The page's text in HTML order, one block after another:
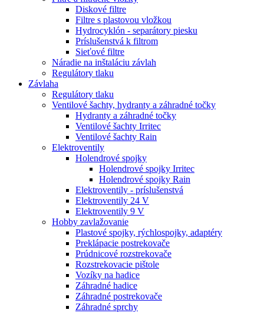
Diskové filtre
Filtre s plastovou vložkou
Hydrocyklón - separátory piesku
Príslušenstvá k filtrom
Sieťové filtre
Náradie na inštaláciu závlah
Regulátory tlaku
Závlaha
Regulátory tlaku
Ventilové šachty, hydranty a záhradné točky
Hydranty a záhradné točky
Ventilové šachty Irritec
Ventilové šachty Rain
Elektroventily
Holendrové spojky
Holendrové spojky Irritec
Holendrové spojky Rain
Elektroventily - príslušenstvá
Elektroventily 24 V
Elektroventily 9 V
Hobby zavlažovanie
Plastové spojky, rýchlospojky, adaptéry
Preklápacie postrekovače
Prúdnicové rozstrekovače
Rozstrekovacie pištole
Vozíky na hadice
Záhradné hadice
Záhradné postrekovače
Záhradné sprchy